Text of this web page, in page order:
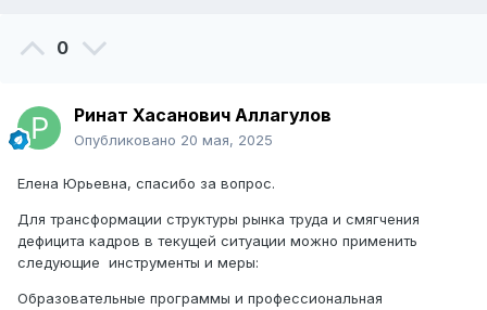
0
Ринат Хасанович Аллагулов
Опубликовано 20 мая, 2025
Елена Юрьевна, спасибо за вопрос.
Для трансформации структуры рынка труда и смягчения
дефицита кадров в текущей ситуации можно применить
следующие инструменты и меры:
Образовательные программы и профессиональная